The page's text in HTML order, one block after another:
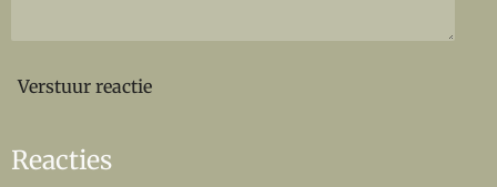
Verstuur reactie
Reacties